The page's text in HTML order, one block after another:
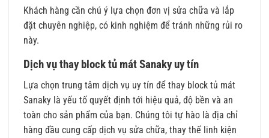
Khách hàng cần chú ý lựa chọn đơn vị sửa chữa và lắp
đặt chuyên nghiệp, có kinh nghiệm để tránh những rủi ro
này.
Dịch vụ thay block tủ mát Sanaky uy tín
Lựa chọn trung tâm dịch vụ uy tín để thay block tủ mát
Sanaky là yếu tố quyết định tới hiệu quả, độ bền và an
toàn cho sản phẩm của bạn. Chúng tôi tự hào là địa chỉ
hàng đầu cung cấp dịch vụ sửa chữa, thay thế linh kiện